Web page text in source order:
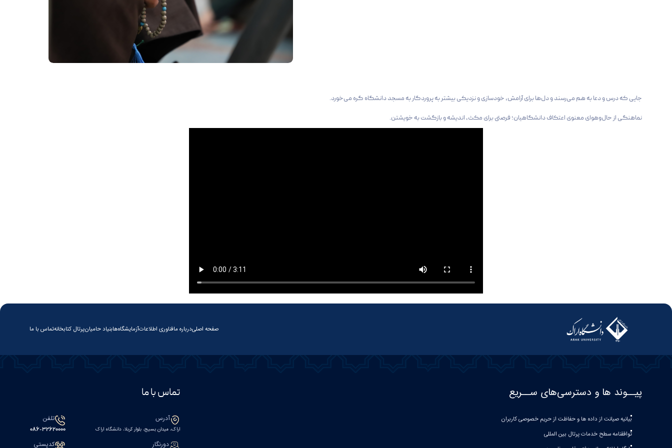
جایی که درس و دعا به هم می‌رسند و دل‌ها برای آرامش، خودسازی و نزدیکی بیشتر به پروردگار به مسجد دانشگاه گره می‌خورد.
نماهنگی از حال‌وهوای معنوی اعتکاف دانشگاهیان؛ فرصتی برای مکث، اندیشه و بازگشت به خویشتن.
صفحه اصلیدرباره مافناوری اطلاعاتآزمایشگاه‌هابنیاد حامیانپرتال کتابخانهتماس با ما
پیــوند ها و دسترسی‌های ســریع
بیانیه صيانت از داده ها و حفاظت از حريم خصوصی كاربران
توافقنامه سطح خدمات پرتال بین المللی
تماس با ما
آدرس
اراک، میدان بسیج، بلوار کربلا، دانشگاه اراک
تلفن
086-32620000
دورنگار کدپستی